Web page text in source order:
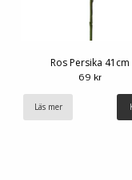
Ros Persika 41cm
69 kr
Läs mer